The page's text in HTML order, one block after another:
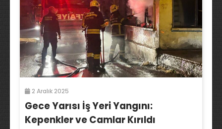
2 Aralık 2025
Gece Yarısı İş Yeri Yangını:
Kepenkler ve Camlar Kırıldı